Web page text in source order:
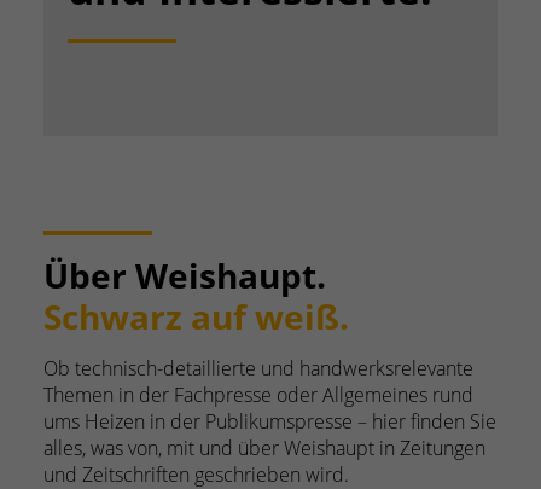
Über Weishaupt.
Schwarz auf weiß.
Ob technisch-detaillierte und handwerksrelevante
Themen in der Fachpresse oder Allgemeines rund
ums Heizen in der Publikumspresse – hier finden Sie
alles, was von, mit und über Weishaupt in Zeitungen
und Zeitschriften geschrieben wird.